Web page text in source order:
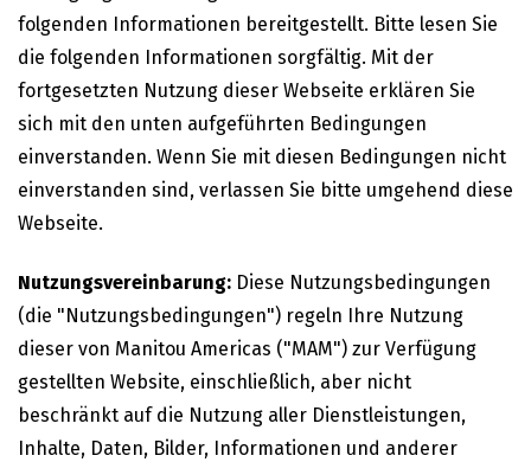
folgenden Informationen bereitgestellt. Bitte lesen Sie
die folgenden Informationen sorgfältig. Mit der
fortgesetzten Nutzung dieser Webseite erklären Sie
sich mit den unten aufgeführten Bedingungen
einverstanden. Wenn Sie mit diesen Bedingungen nicht
einverstanden sind, verlassen Sie bitte umgehend diese
Webseite.
Nutzungsvereinbarung: Diese Nutzungsbedingungen
(die "Nutzungsbedingungen") regeln Ihre Nutzung
dieser von Manitou Americas ("MAM") zur Verfügung
gestellten Website, einschließlich, aber nicht
beschränkt auf die Nutzung aller Dienstleistungen,
Inhalte, Daten, Bilder, Informationen und anderer